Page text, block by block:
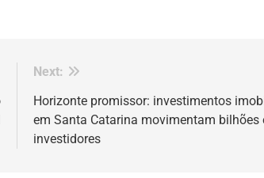
Next:
Horizonte promissor: investimentos
em Santa Catarina movimentam bilhões
investidores